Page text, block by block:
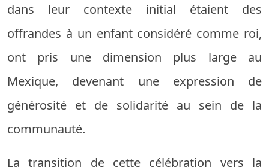
dans leur contexte initial étaient des
offrandes à un enfant considéré comme roi,
ont pris une dimension plus large au
Mexique, devenant une expression de
générosité et de solidarité au sein de la
communauté.
La transition de cette célébration vers la